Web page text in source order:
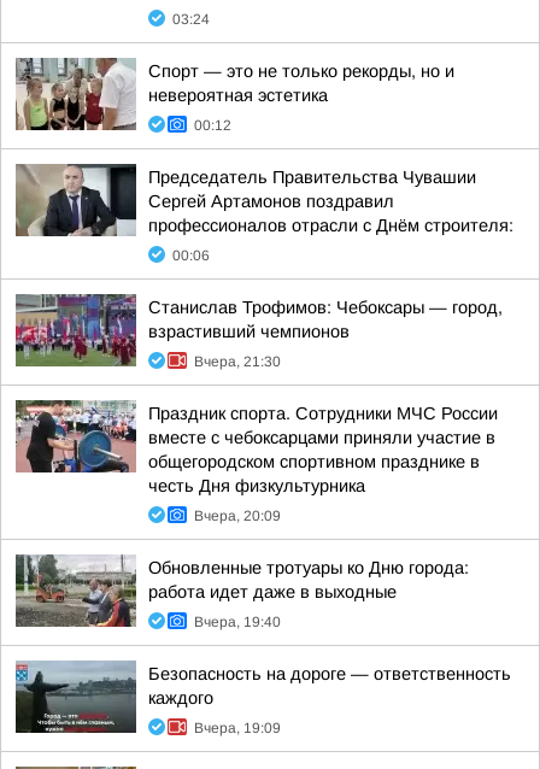
03:24
Спорт — это не только рекорды, но и
невероятная эстетика
00:12
Председатель Правительства Чувашии
Сергей Артамонов поздравил
профессионалов отрасли с Днём строителя:
00:06
Станислав Трофимов: Чебоксары — город,
взрастивший чемпионов
Вчера, 21:30
Праздник спорта. Сотрудники МЧС России
вместе с чебоксарцами приняли участие в
общегородском спортивном празднике в
честь Дня физкультурника
Вчера, 20:09
Обновленные тротуары ко Дню города:
работа идет даже в выходные
Вчера, 19:40
Безопасность на дороге — ответственность
каждого
Вчера, 19:09